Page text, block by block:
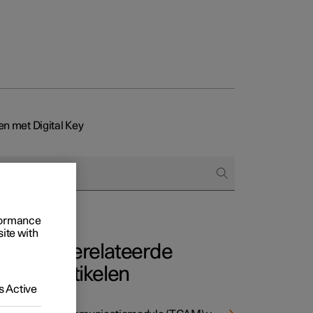
alle aard
met Digital Key
Gerelateerde
artikelen
with
Active